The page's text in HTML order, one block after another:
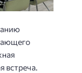
встреча.